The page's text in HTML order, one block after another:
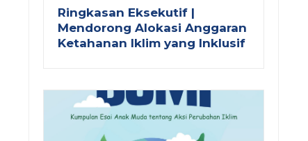
Ringkasan Eksekutif |
Mendorong Alokasi Anggaran
Ketahanan Iklim yang Inklusif